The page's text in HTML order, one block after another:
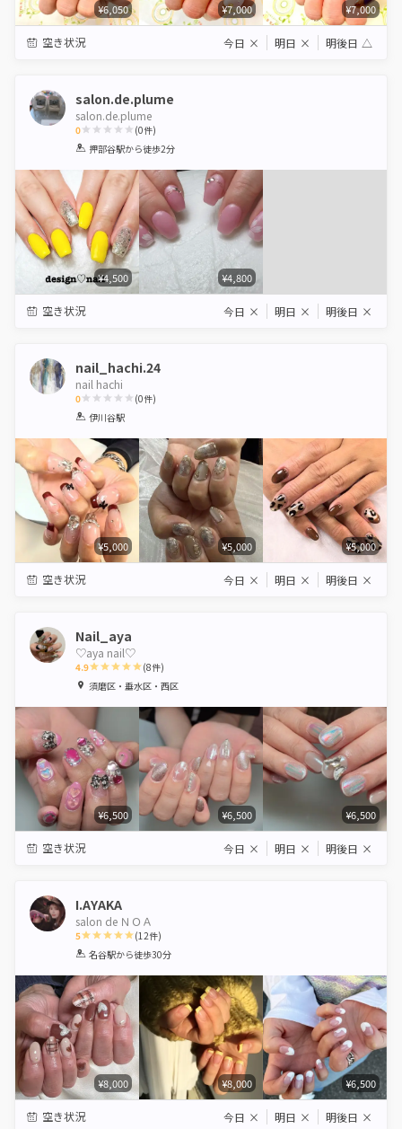
¥6,050 ¥7,000 ¥7,000
空き状況 今日 × 明日 × 明後日 △
salon.de.plume
salon.de.plume
0
1 2 3 4 5
(0件)
押部谷駅から徒歩2分
¥4,500 ¥4,800
空き状況 今日 × 明日 × 明後日 ×
nail_hachi.24
nail hachi
0
1 2 3 4 5
(0件)
伊川谷駅
¥5,000 ¥5,000 ¥5,000
空き状況 今日 × 明日 × 明後日 ×
Nail_aya
♡aya nail♡
4.9
1 2 3 4 5
(8件)
須磨区・垂水区・西区
¥6,500 ¥6,500 ¥6,500
空き状況 今日 × 明日 × 明後日 ×
I.AYAKA
salon de ＮＯＡ
5
1 2 3 4 5
(12件)
名谷駅から徒歩30分
¥8,000 ¥8,000 ¥6,500
空き状況 今日 × 明日 × 明後日 ×